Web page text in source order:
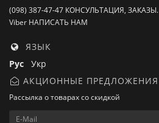
(098) 387-47-47 КОНСУЛЬТАЦИЯ, ЗАКАЗЫ.
Viber НАПИСАТЬ НАМ
ЯЗЫК
Рус Укр
АКЦИОННЫЕ ПРЕДЛОЖЕНИЯ
Рассылка о товарах со скидкой